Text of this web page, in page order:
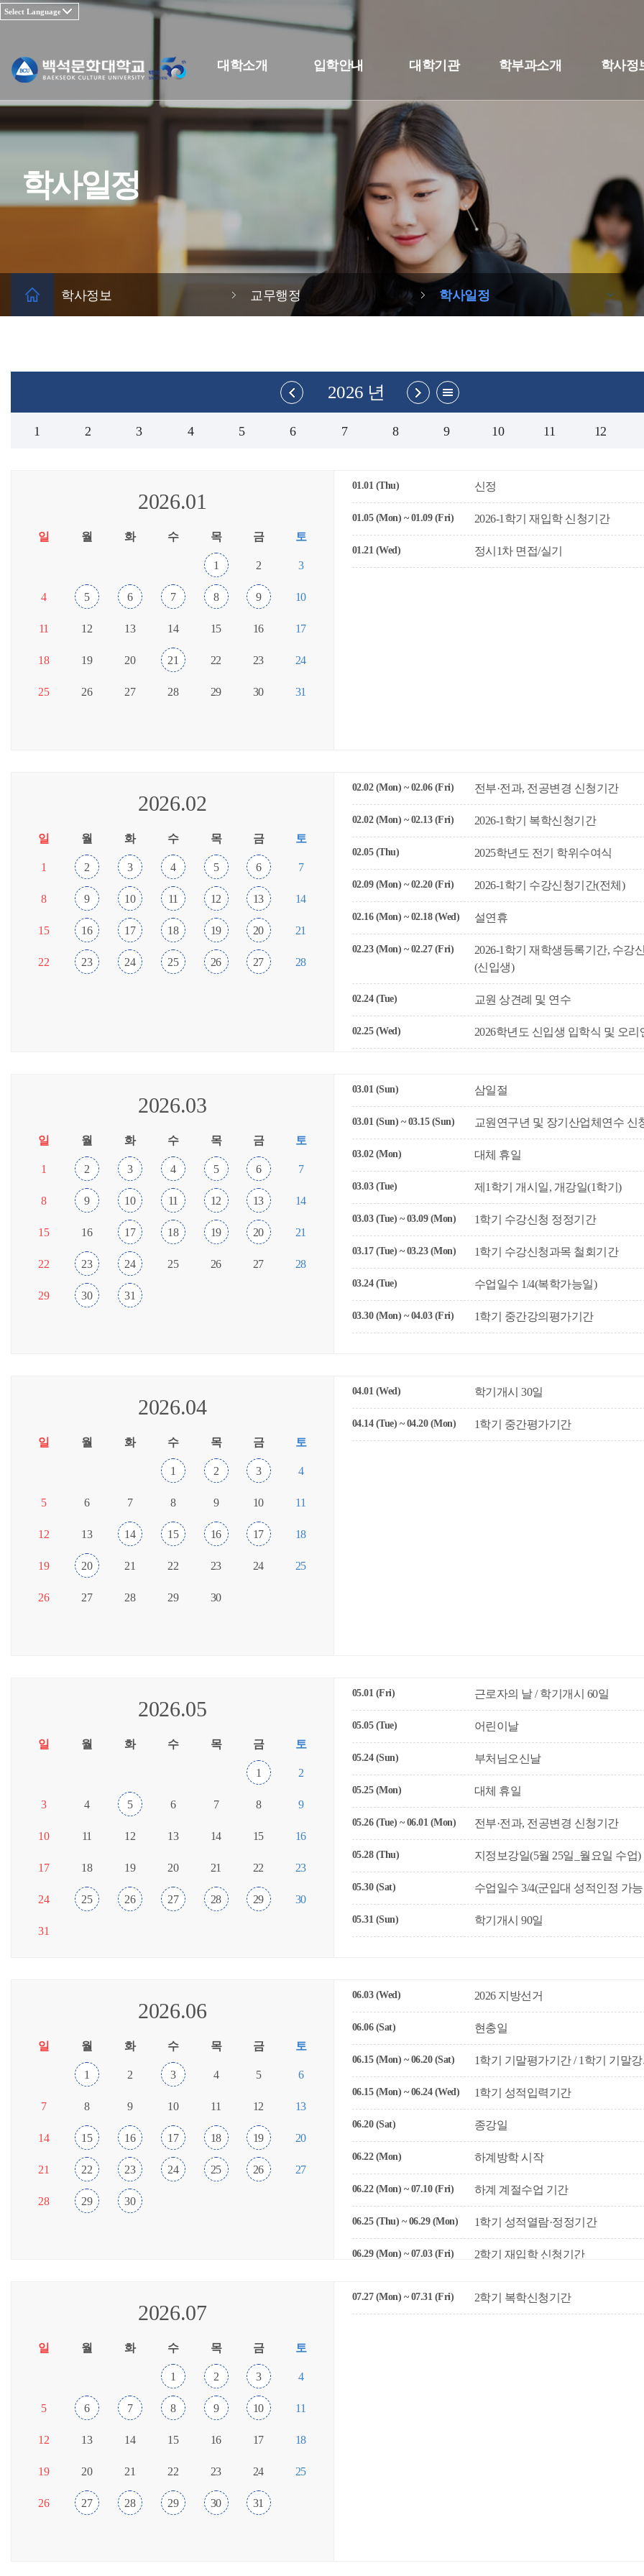
대학소개 입학안내 대학기관 학부과소개 학사정
학사일정
학사정보 교무행정 학사일정
2026 년
1 2 3 4 5 6 7 8 9 10 11 12
2026.01
일 월 화 수 목 금 토
1 2 3
4 5 6 7 8 9 10
11 12 13 14 15 16 17
18 19 20 21 22 23 24
25 26 27 28 29 30 31
01.01 (Thu) 신정
01.05 (Mon) ~ 01.09 (Fri) 2026-1학기 재입학 신청기간
01.21 (Wed) 정시1차 면접/실기
2026.02
일 월 화 수 목 금 토
1 2 3 4 5 6 7
8 9 10 11 12 13 14
15 16 17 18 19 20 21
22 23 24 25 26 27 28
02.02 (Mon) ~ 02.06 (Fri) 전부·전과, 전공변경 신청기간
02.02 (Mon) ~ 02.13 (Fri) 2026-1학기 복학신청기간
02.05 (Thu) 2025학년도 전기 학위수여식
02.09 (Mon) ~ 02.20 (Fri) 2026-1학기 수강신청기간(전체)
02.16 (Mon) ~ 02.18 (Wed) 설연휴
02.23 (Mon) ~ 02.27 (Fri)
2026-1학기 재학생등록기간, 수강
(신입생)
02.24 (Tue) 교원 상견례 및 연수
02.25 (Wed) 2026학년도 신입생 입학식 및 오리
2026.03
일 월 화 수 목 금 토
1 2 3 4 5 6 7
8 9 10 11 12 13 14
15 16 17 18 19 20 21
22 23 24 25 26 27 28
29 30 31
03.01 (Sun) 삼일절
03.01 (Sun) ~ 03.15 (Sun) 교원연구년 및 장기산업체연수 신
03.02 (Mon) 대체 휴일
03.03 (Tue) 제1학기 개시일, 개강일(1학기)
03.03 (Tue) ~ 03.09 (Mon) 1학기 수강신청 정정기간
03.17 (Tue) ~ 03.23 (Mon) 1학기 수강신청과목 철회기간
03.24 (Tue) 수업일수 1/4(복학가능일)
03.30 (Mon) ~ 04.03 (Fri) 1학기 중간강의평가기간
2026.04
일 월 화 수 목 금 토
1 2 3 4
5 6 7 8 9 10 11
12 13 14 15 16 17 18
19 20 21 22 23 24 25
26 27 28 29 30
04.01 (Wed) 학기개시 30일
04.14 (Tue) ~ 04.20 (Mon) 1학기 중간평가기간
2026.05
일 월 화 수 목 금 토
1 2
3 4 5 6 7 8 9
10 11 12 13 14 15 16
17 18 19 20 21 22 23
24 25 26 27 28 29 30
31
05.01 (Fri) 근로자의 날 / 학기개시 60일
05.05 (Tue) 어린이날
05.24 (Sun) 부처님오신날
05.25 (Mon) 대체 휴일
05.26 (Tue) ~ 06.01 (Mon) 전부·전과, 전공변경 신청기간
05.28 (Thu) 지정보강일(5월 25일_월요일 수업)
05.30 (Sat) 수업일수 3/4(군입대 성적인정 가
05.31 (Sun) 학기개시 90일
2026.06
일 월 화 수 목 금 토
1 2 3 4 5 6
7 8 9 10 11 12 13
14 15 16 17 18 19 20
21 22 23 24 25 26 27
28 29 30
06.03 (Wed) 2026 지방선거
06.06 (Sat) 현충일
06.15 (Mon) ~ 06.20 (Sat) 1학기 기말평가기간 / 1학기 기말
06.15 (Mon) ~ 06.24 (Wed) 1학기 성적입력기간
06.20 (Sat) 종강일
06.22 (Mon) 하계방학 시작
06.22 (Mon) ~ 07.10 (Fri) 하계 계절수업 기간
06.25 (Thu) ~ 06.29 (Mon) 1학기 성적열람·정정기간
06.29 (Mon) ~ 07.03 (Fri) 2학기 재입학 신청기간
2026.07
일 월 화 수 목 금 토
1 2 3 4
5 6 7 8 9 10 11
12 13 14 15 16 17 18
19 20 21 22 23 24 25
26 27 28 29 30 31
07.27 (Mon) ~ 07.31 (Fri) 2학기 복학신청기간